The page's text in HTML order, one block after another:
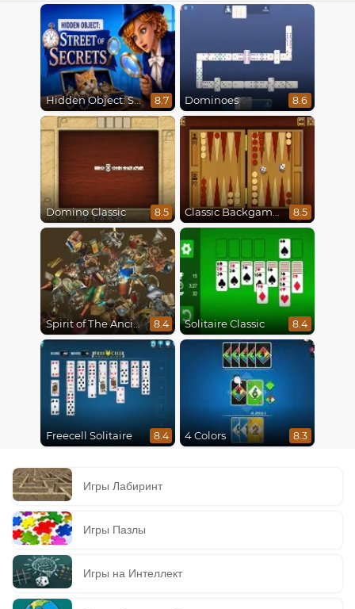
Hidden Object: Street Of Secrets 8.7 Dominoes 8.6
Domino Classic 8.5 Classic Backgammon 8.5
Spirit of The Ancient Forest 8.4 Solitaire Classic 8.4
Freecell Solitaire 8.4 4 Colors 8.3
Игры Лабиринт
Игры Пазлы
Игры на Интеллект